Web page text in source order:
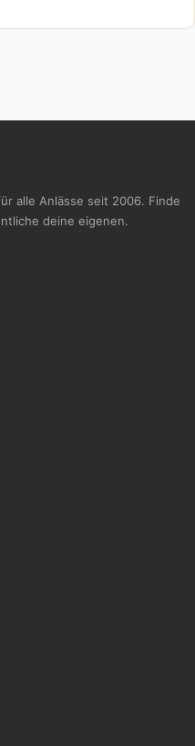
alle Anlässe seit 2006. Finde
deine eigenen.